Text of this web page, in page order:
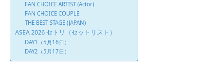
FAN CHOICE ARTIST (Actor)
FAN CHOICE COUPLE
THE BEST STAGE (JAPAN)
ASEA 2026 セトリ（セットリスト）
DAY1（5月16日）
DAY2（5月17日）